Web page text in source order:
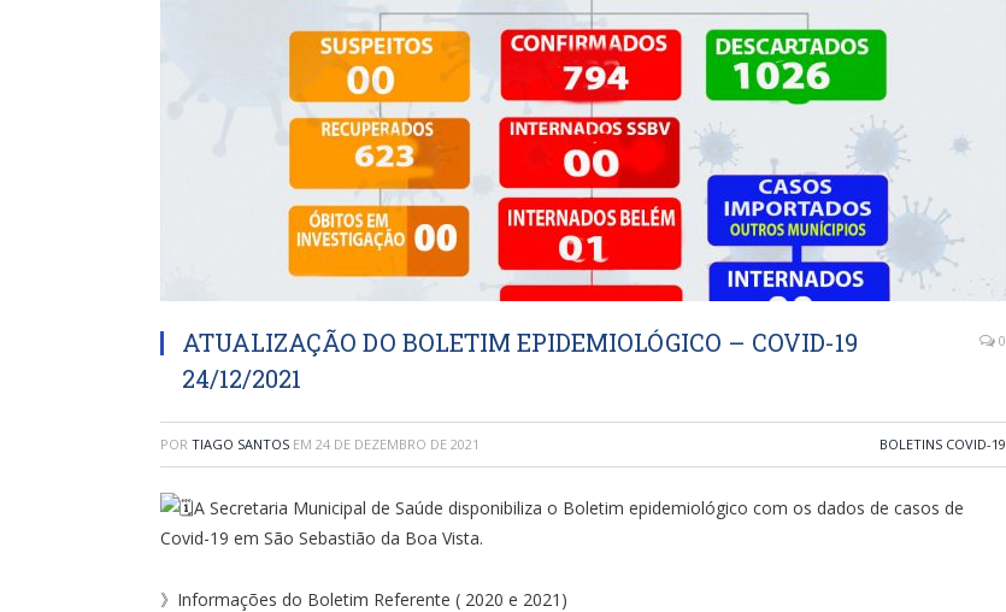
ATUALIZAÇÃO DO BOLETIM EPIDEMIOLÓGICO – COVID-19
24/12/2021
0
POR TIAGO SANTOS EM 24 DE DEZEMBRO DE 2021 BOLETINS COVID-19
A Secretaria Municipal de Saúde disponibiliza o Boletim epidemiológico com os dados de casos de
Covid-19 em São Sebastião da Boa Vista.
》Informações do Boletim Referente ( 2020 e 2021)